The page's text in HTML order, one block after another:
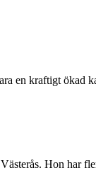
en kraftigt ökad
Hon har